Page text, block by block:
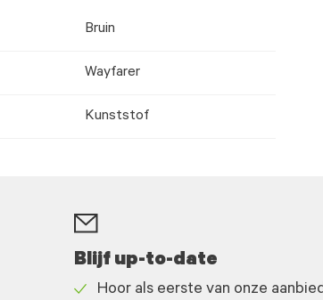
Bruin
Wayfarer
Kunststof
Blijf up-to-date
Hoor als eerste van onze